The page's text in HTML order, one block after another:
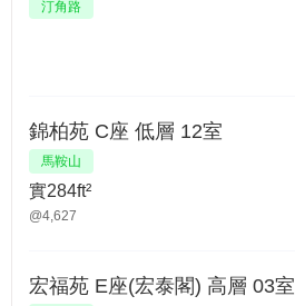
汀角路
馬鞍山
錦柏苑 C座 低層 12室
實284ft²
@4,627
宏福苑 E座(宏泰閣) 高層 03室